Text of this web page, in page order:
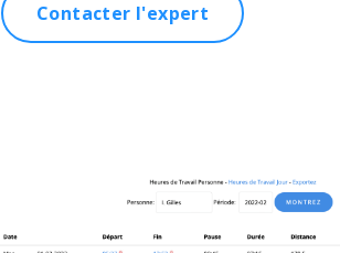
Contacter l'expert